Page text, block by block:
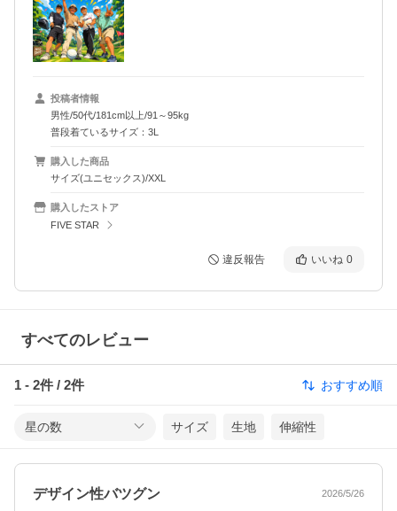
投稿者情報
男性/50代/181cm以上/91～95kg
普段着ているサイズ：3L
購入した商品
サイズ(ユニセックス)/XXL
購入したストア
FIVE STAR
違反報告 いいね 0
すべてのレビュー
1 - 2件 / 2件 おすすめ順
星の数 サイズ 生地 伸縮性
デザイン性バツグン 2026/5/26